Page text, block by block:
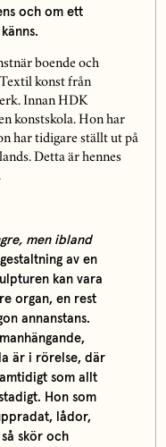
och om ett
boende och
konst från
Innan HDK
konstskola. Hon har
har tidigare ställt ut på
Detta är hennes
men ibland
av en
kan vara
organ, en rest
annanstans.
är i rörelse, där
som allt
Hon som
lådor,
skör och